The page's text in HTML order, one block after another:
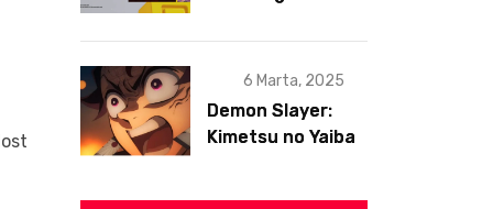
6 Marta, 2025
Demon Slayer:
Kimetsu no Yaiba